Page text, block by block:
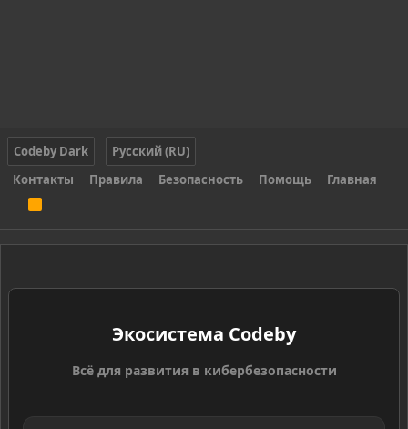
Codeby Dark
Русский (RU)
Контакты
Правила Безопасность Помощь Главная
S
Экосистема Codeby
Всё для развития в кибербезопасности